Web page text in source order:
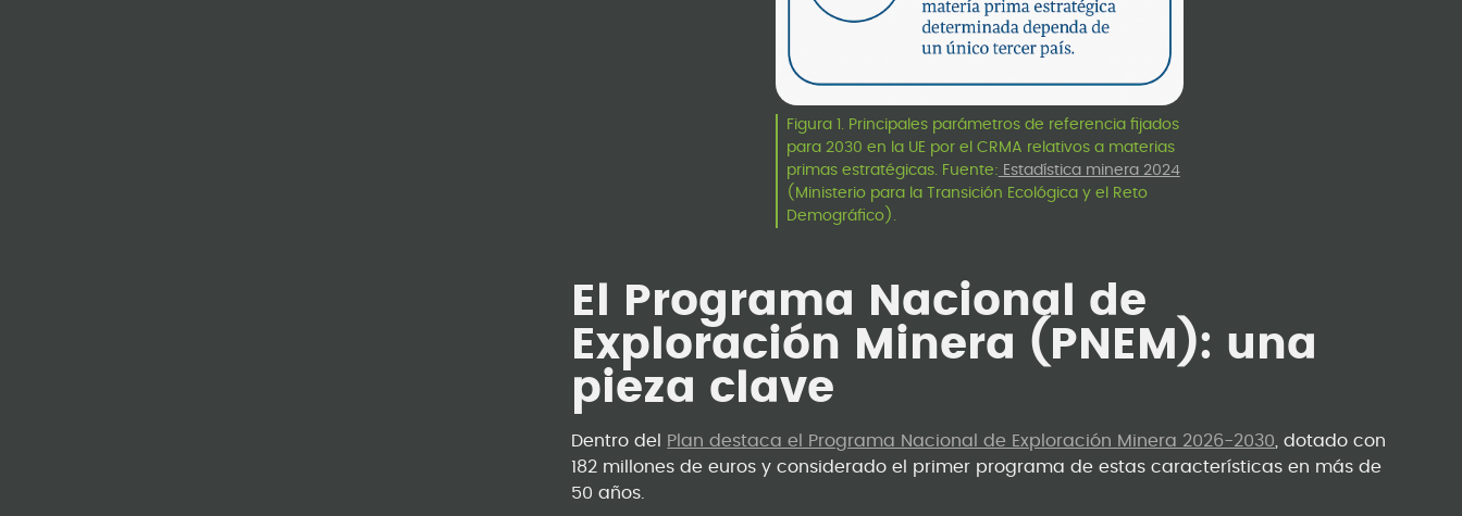
Figura 1. Principales parámetros de referencia fijados
para 2030 en la UE por el CRMA relativos a materias
primas estratégicas. Fuente: Estadística minera 2024
(Ministerio para la Transición Ecológica y el Reto
Demográfico).
El Programa Nacional de
Exploración Minera (PNEM): una
pieza clave
Dentro del Plan destaca el Programa Nacional de Exploración Minera 2026-2030 , dotado con
182 millones de euros y considerado el primer programa de estas características en más de
50 años.